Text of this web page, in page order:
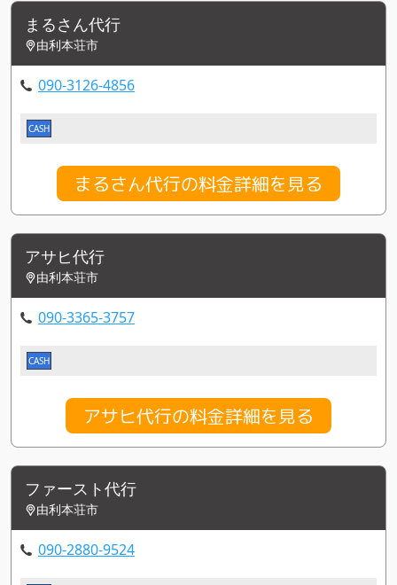
まるさん代行
由利本荘市
090-3126-4856
CASH
まるさん代行の料金詳細を見る
アサヒ代行
由利本荘市
090-3365-3757
CASH
アサヒ代行の料金詳細を見る
ファースト代行
由利本荘市
090-2880-9524